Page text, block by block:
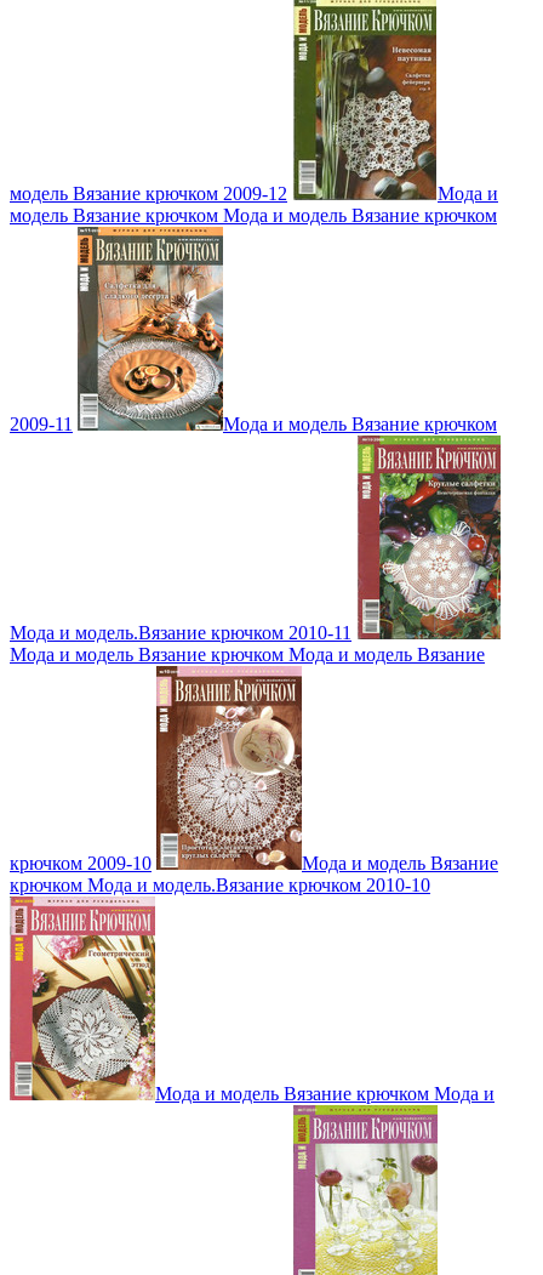
модель Вязание крючком 2009-12
Мода и
модель Вязание крючком Мода и модель Вязание крючком
2009-11 Мода и модель Вязание крючком
Мода и модель.Вязание крючком 2010-11
Мода и модель Вязание крючком Мода и модель Вязание
крючком 2009-10
Мода и модель Вязание
крючком Мода и модель.Вязание крючком 2010-10
Мода и модель Вязание крючком Мода и